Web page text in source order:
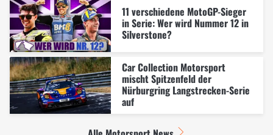
11 verschiedene MotoGP-Sieger
in Serie: Wer wird Nummer 12 in
Silverstone?
Car Collection Motorsport
mischt Spitzenfeld der
Nürburgring Langstrecken-Serie
auf